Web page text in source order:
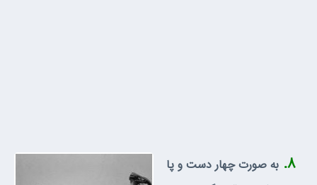
۸. به صورت چهار دست و پا